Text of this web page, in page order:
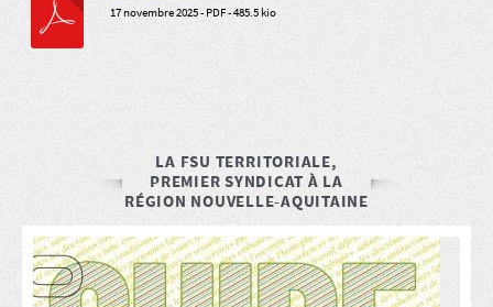
17 novembre 2025- PDF-485.5 kio
LA FSU TERRITORIALE,
PREMIER SYNDICAT À LA
RÉGION NOUVELLE-AQUITAINE